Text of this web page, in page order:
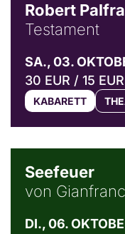
Robert
Testament
SA., 03.
30 EUR / 15 EUR
KABARETT
Seefeuer
von
DI., 06.